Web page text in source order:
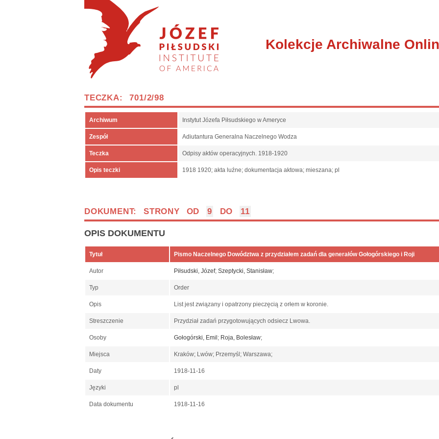
Kolekcje Archiwalne
TECZKA: 701/2/98
Archiwum Instytut Józefa Piłsudskiego w Ameryce
Zespół Adiutantura Generalna Naczelnego Wodza
Teczka Odpisy aktów operacyjnych. 1918-1920
Opis teczki 1918 1920; akta luźne; dokumentacja aktowa; mieszana; pl
DOKUMENT: STRONY OD 9 DO 11
OPIS DOKUMENTU
Tytuł Pismo Naczelnego Dowództwa z przydziałem zadań dla generałów Gołogórskiego i Roji
Autor Piłsudski, Józef; Szeptycki, Stanisław;
Typ Order
Opis List jest związany i opatrzony pieczęcią z orłem w koronie.
Streszczenie Przydział zadań przygotowujących odsiecz Lwowa.
Osoby Gołogórski, Emil ; Roja, Bolesław;
Miejsca Kraków; Lwów; Przemyśl; Warszawa;
Daty 1918-11-16
Języki pl
Data dokumentu 1918-11-16